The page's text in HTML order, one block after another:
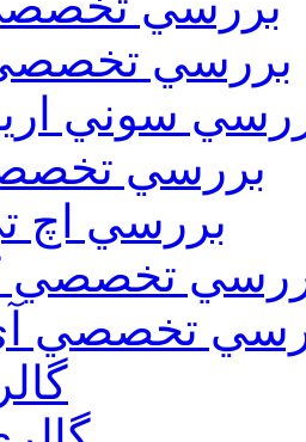
بررسي تخصصي
سوني
بررسي
بررسي اچ
تخصصي
تخصصي